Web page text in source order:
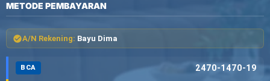
METODE PEMBAYARAN
A/N Rekening: Bayu Dima
BCA 2470-1470-19